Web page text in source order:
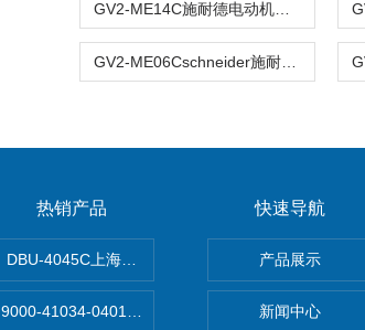
热销产品
DBU-4045C上海鹰峰制动单元
9000-41034-0401000穆尔MICO4.4智能电流分配器
快速导航
产品展示
新闻中心